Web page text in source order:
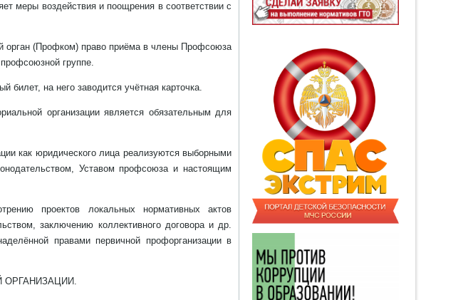
меры воздействия и поощрения в соответствии с
орган (Профком) право приёма в члены Профсоюза
группе.
на него заводится учётная карточка.
организации является обязательным для
как юридического лица реализуются выборными
Уставом профсоюза и настоящим
проектов локальных нормативных актов
заключению коллективного договора и др.
правами первичной профорганизации в
ОРГАНИЗАЦИИ.